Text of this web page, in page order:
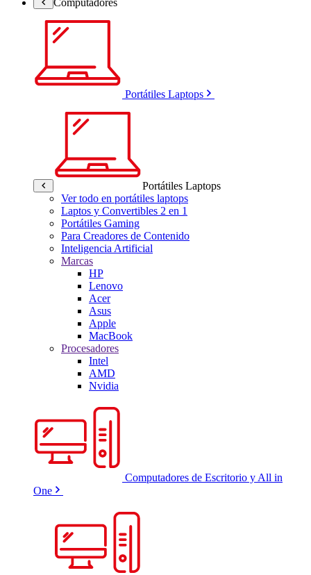
Portátiles Laptops
Portátiles Laptops
Ver todo en portátiles laptops
Laptos y Convertibles 2 en 1
Portátiles Gaming
Para Creadores de Contenido
Inteligencia Artificial
Marcas
HP
Lenovo
Acer
Asus
Apple
MacBook
Procesadores
Intel
AMD
Nvidia
Computadores de Escritorio y All in
One